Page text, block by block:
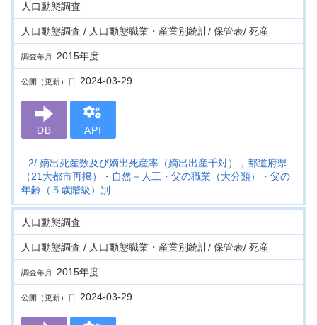
人口動態調査
人口動態調査 / 人口動態職業・産業別統計/ 保管表/ 死産
調査年月 2015年度
公開（更新）日 2024-03-29
DB API
2 嫡出死産数及び嫡出死産率（嫡出出産千対），都道府県
（21大都市再掲）・自然－人工・父の職業（大分類）・父の
年齢（５歳階級）別
人口動態調査
人口動態調査 / 人口動態職業・産業別統計/ 保管表/ 死産
調査年月 2015年度
公開（更新）日 2024-03-29